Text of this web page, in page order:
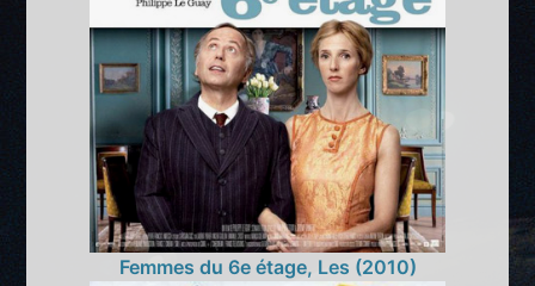
Femmes du 6e étage, Les (2010)